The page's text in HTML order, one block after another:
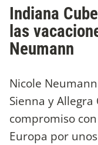
Indiana
las
Neumann
Nicole
Sienna y
compromiso
Europa por